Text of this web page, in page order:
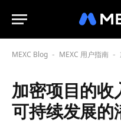
MEXC Blog - MEXC 用户指南 -
加密项目的
可持续发展的